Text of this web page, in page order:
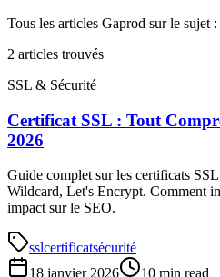
Tous les articles Gaprod sur le sujet
2 articles trouvés
SSL & Sécurité
Certificat SSL : Tout
2026
Guide complet sur les certificats
Wildcard, Let's Encrypt. Comment
impact sur le SEO.
sslcertificatsécurité
18 janvier 2026
10 min read